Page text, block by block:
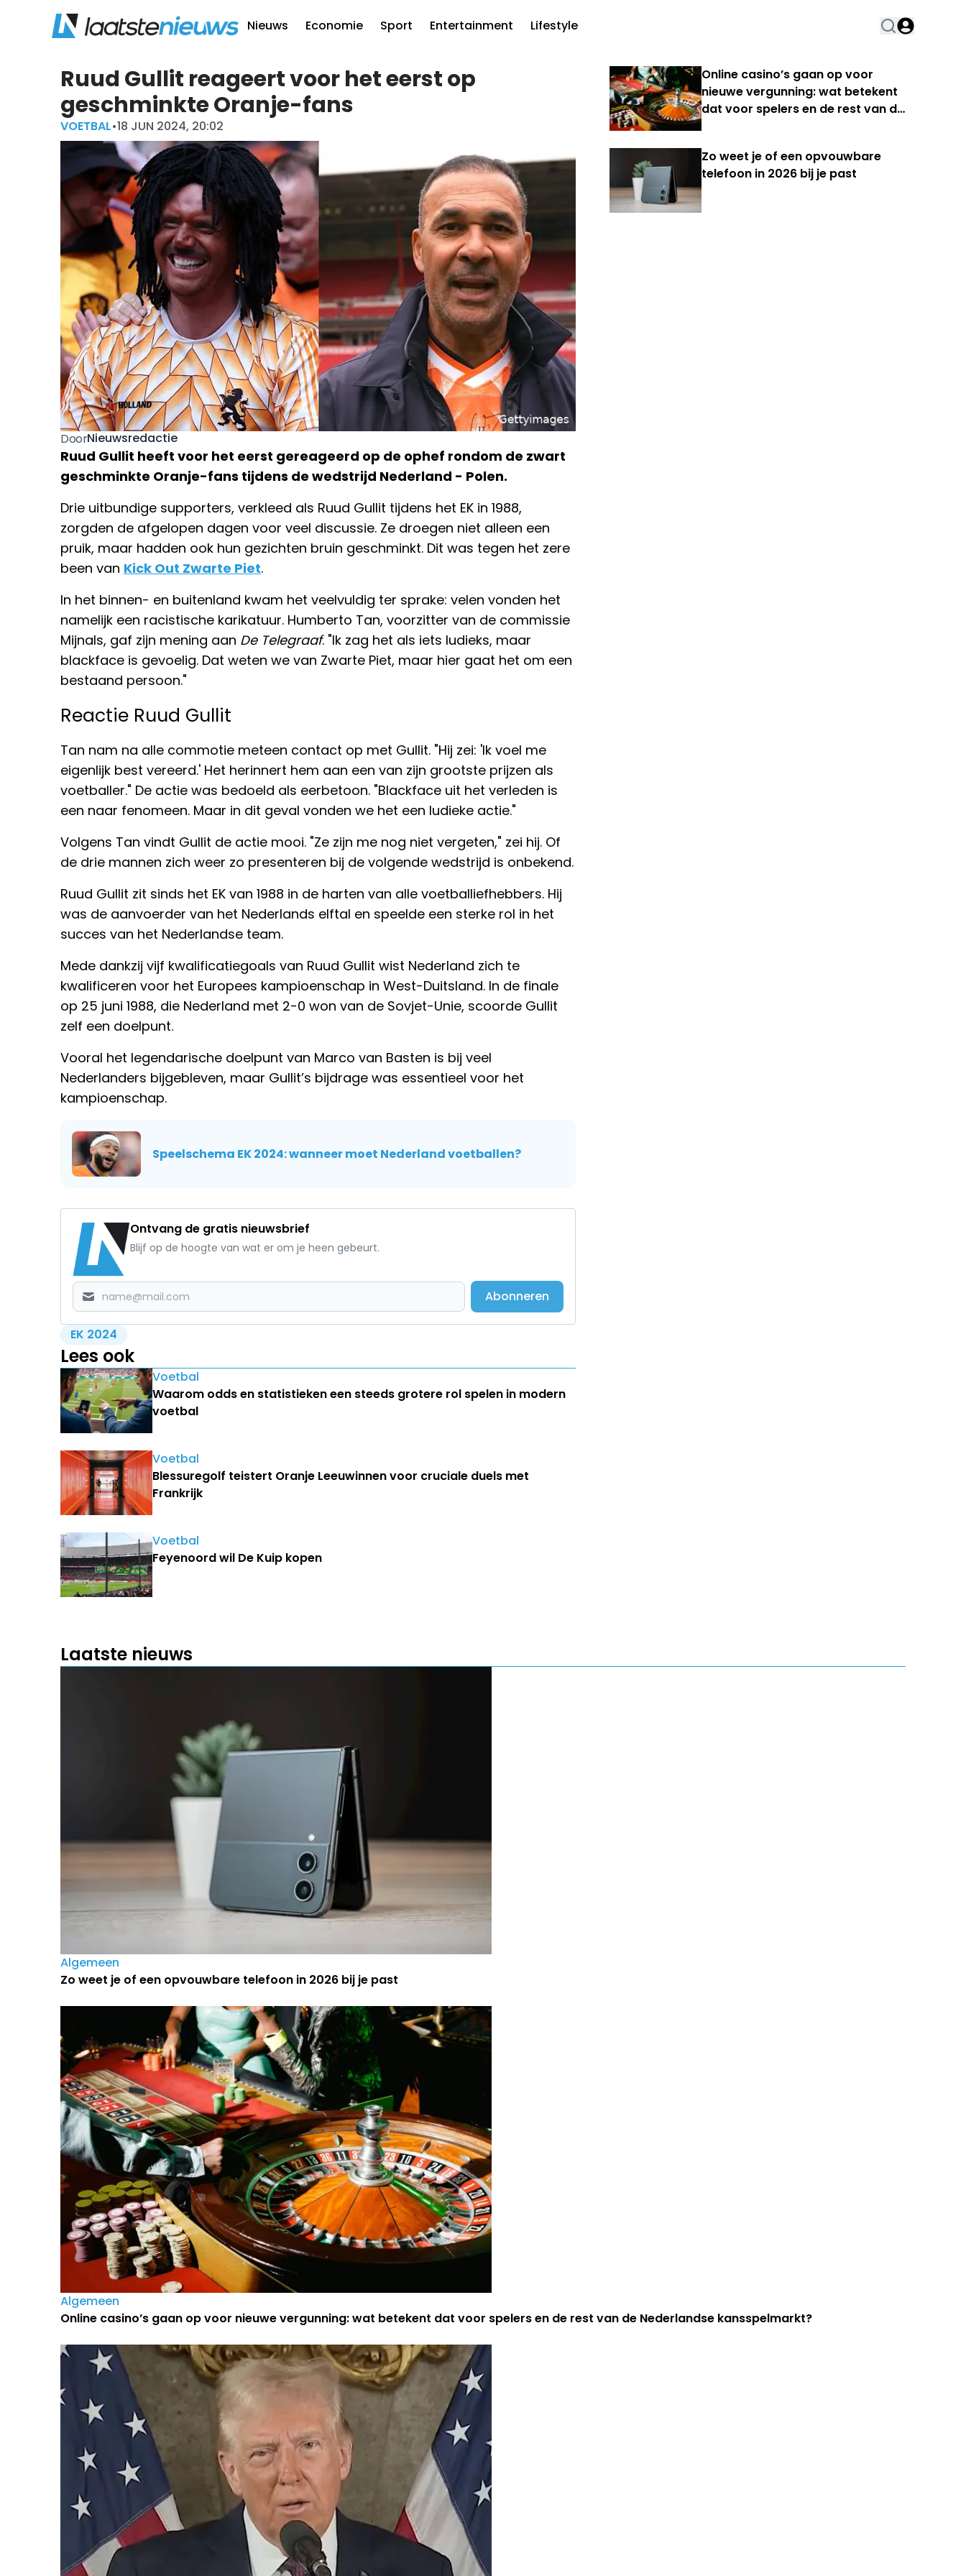
Nieuws Economie Sport Entertainment Lifestyle
Ruud Gullit reageert voor het eerst op
geschminkte Oranje-fans
VOETBAL•18 JUN 2024, 20:02
DoorNieuwsredactie
Ruud Gullit heeft voor het eerst gereageerd op de ophef rondom de zwart
geschminkte Oranje-fans tijdens de wedstrijd Nederland - Polen.
Drie uitbundige supporters, verkleed als Ruud Gullit tijdens het EK in 1988,
zorgden de afgelopen dagen voor veel discussie. Ze droegen niet alleen een
pruik, maar hadden ook hun gezichten bruin geschminkt. Dit was tegen het zere
been van Kick Out Zwarte Piet.
In het binnen- en buitenland kwam het veelvuldig ter sprake: velen vonden het
namelijk een racistische karikatuur. Humberto Tan, voorzitter van de commissie
Mijnals, gaf zijn mening aan De Telegraaf. "Ik zag het als iets ludieks, maar
blackface is gevoelig. Dat weten we van Zwarte Piet, maar hier gaat het om een
bestaand persoon."
Reactie Ruud Gullit
Tan nam na alle commotie meteen contact op met Gullit. "Hij zei: 'Ik voel me
eigenlijk best vereerd.' Het herinnert hem aan een van zijn grootste prijzen als
voetballer." De actie was bedoeld als eerbetoon. "Blackface uit het verleden is
een naar fenomeen. Maar in dit geval vonden we het een ludieke actie."
Volgens Tan vindt Gullit de actie mooi. "Ze zijn me nog niet vergeten," zei hij. Of
de drie mannen zich weer zo presenteren bij de volgende wedstrijd is onbekend.
Ruud Gullit zit sinds het EK van 1988 in de harten van alle voetballiefhebbers. Hij
was de aanvoerder van het Nederlands elftal en speelde een sterke rol in het
succes van het Nederlandse team.
Mede dankzij vijf kwalificatiegoals van Ruud Gullit wist Nederland zich te
kwalificeren voor het Europees kampioenschap in West-Duitsland. In de finale
op 25 juni 1988, die Nederland met 2-0 won van de Sovjet-Unie, scoorde Gullit
zelf een doelpunt.
Vooral het legendarische doelpunt van Marco van Basten is bij veel
Nederlanders bijgebleven, maar Gullit’s bijdrage was essentieel voor het
kampioenschap.
Speelschema EK 2024: wanneer moet Nederland voetballen?
Ontvang de gratis nieuwsbrief
Blijf op de hoogte van wat er om je heen gebeurt.
Abonneren
EK 2024
Lees ook
Voetbal
Waarom odds en statistieken een steeds grotere rol spelen in modern
voetbal
Voetbal
Blessuregolf teistert Oranje Leeuwinnen voor cruciale duels met
Frankrijk
Voetbal
Feyenoord wil De Kuip kopen
Online casino’s gaan op voor
nieuwe vergunning: wat betekent
dat voor spelers en de rest van de
Zo weet je of een opvouwbare
telefoon in 2026 bij je past
Laatste nieuws
Algemeen
Zo weet je of een opvouwbare telefoon in 2026 bij je past
Algemeen
Online casino’s gaan op voor nieuwe vergunning: wat betekent dat voor spelers en de rest van de Nederlandse kansspelmarkt?